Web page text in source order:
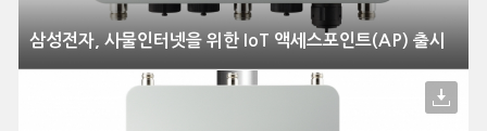
삼성전자, 사물인터넷을 위한 IoT 액세스포인트(AP) 출시